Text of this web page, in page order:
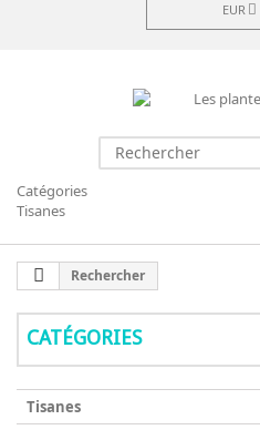
EUR
Catégories
Tisanes
Rechercher
CATÉGORIES
Tisanes